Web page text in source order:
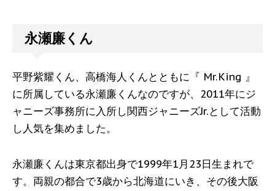
永瀬廉くん
平野紫耀くん、高橋海人くんとともに『 Mr.King 』
に所属している永瀬廉くんなのですが、2011年にジ
ャニーズ事務所に入所し関西ジャニーズJr.として活動
し人気を集めました。
永瀬廉くんは東京都出身で1999年1月23日生まれで
す。両親の都合で3歳から北海道にいき、その後大阪